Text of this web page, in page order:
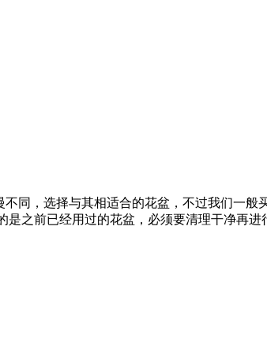
同，选择与其相适合的花盆，不过我们一般
之前已经用过的花盆，必须要清理干净再